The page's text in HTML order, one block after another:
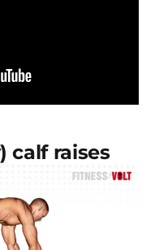
calf raises